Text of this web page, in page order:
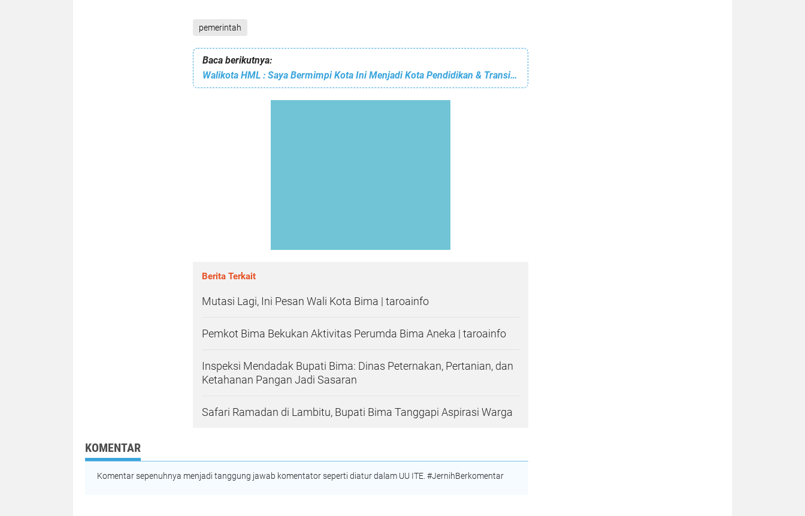
pemerintah
Baca berikutnya:
Walikota HML : Saya Bermimpi Kota Ini Menjadi Kota Pendidikan & Transit Perdagangan
Berita Terkait
Mutasi Lagi, Ini Pesan Wali Kota Bima | taroainfo
Pemkot Bima Bekukan Aktivitas Perumda Bima Aneka | taroainfo
Inspeksi Mendadak Bupati Bima: Dinas Peternakan, Pertanian, dan
Ketahanan Pangan Jadi Sasaran
Safari Ramadan di Lambitu, Bupati Bima Tanggapi Aspirasi Warga
KOMENTAR
Komentar sepenuhnya menjadi tanggung jawab komentator seperti diatur dalam UU ITE. #JernihBerkomentar